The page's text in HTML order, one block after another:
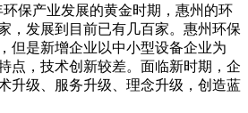
保产业发展的黄金时期，惠州的环
，发展到目前已有几百家。惠州环保
但是新增企业以中小型设备企业为
点，技术创新较差。面临新时期，企
升级、服务升级、理念升级，创造蓝